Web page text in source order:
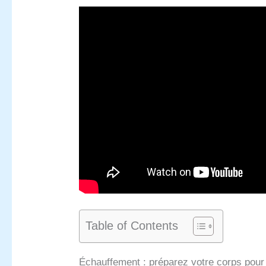
Table of Contents
Échauffement : préparez votre corps pour